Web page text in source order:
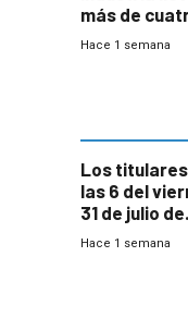
más de
meses sin
Hace 1 semana
Los
las 6 del
31 de julio de
2026
Hace 1 semana